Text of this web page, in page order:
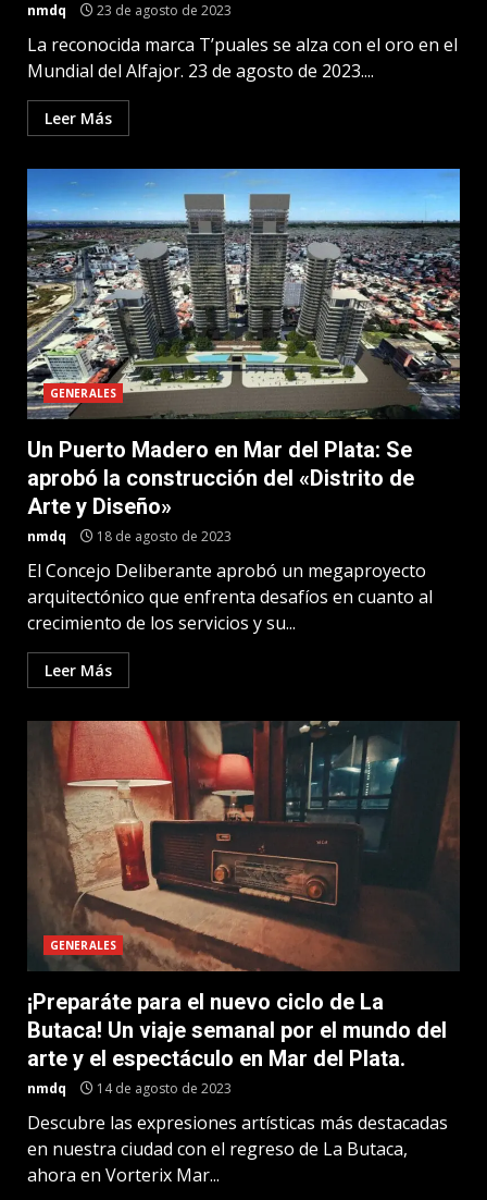
nmdq 23 de agosto de 2023
La reconocida marca T’puales se alza con el oro en el
Mundial del Alfajor. 23 de agosto de 2023....
Leer Más
GENERALES
Un Puerto Madero en Mar del Plata: Se
aprobó la construcción del «Distrito de
Arte y Diseño»
nmdq 18 de agosto de 2023
El Concejo Deliberante aprobó un megaproyecto
arquitectónico que enfrenta desafíos en cuanto al
crecimiento de los servicios y su...
Leer Más
GENERALES
¡Preparáte para el nuevo ciclo de La
Butaca! Un viaje semanal por el mundo del
arte y el espectáculo en Mar del Plata.
nmdq 14 de agosto de 2023
Descubre las expresiones artísticas más destacadas
en nuestra ciudad con el regreso de La Butaca,
ahora en Vorterix Mar...